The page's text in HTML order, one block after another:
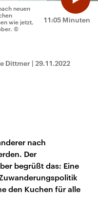
11:05 Minuten
neuen
wie jetzt,
©
Dittmer | 29.11.2022
nach
Der
begrüßt das: Eine
den Kuchen für alle